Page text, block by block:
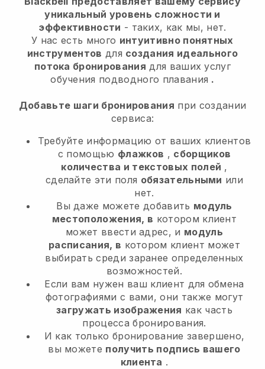
уникальный уровень сложности и
эффективности - таких, как мы, нет.
У нас есть много интуитивно понятных
инструментов для создания идеального
потока бронирования для ваших услуг
обучения подводного плавания .
Добавьте шаги бронирования при создании
сервиса:
Требуйте информацию от ваших клиентов
с помощью флажков , сборщиков
количества и текстовых полей ,
сделайте эти поля обязательными или
нет.
Вы даже можете добавить модуль
местоположения, в котором клиент
может ввести адрес, и модуль
расписания, в котором клиент может
выбирать среди заранее определенных
возможностей.
Если вам нужен ваш клиент для обмена
фотографиями с вами, они также могут
загружать изображения как часть
процесса бронирования.
И как только бронирование завершено,
вы можете получить подпись вашего
клиента .